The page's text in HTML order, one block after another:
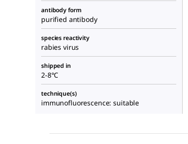
antibody form
purified antibody
species reactivity
rabies virus
shipped in
2-8°C
technique(s)
immunofluorescence: suitable